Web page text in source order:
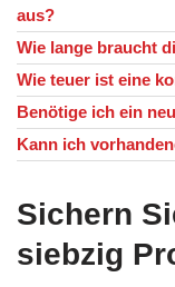
aus?
Wie lange braucht
Wie teuer ist eine
Benötige ich ein
Kann ich
Sichern
siebzig